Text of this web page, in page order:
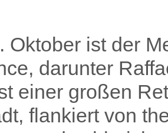
Oktober ist der
darunter
einer großen
flankiert von